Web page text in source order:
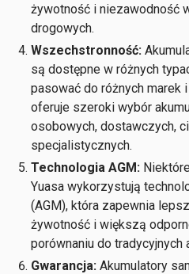
żywotność i niezawodność
drogowych.
Wszechstronność:
są dostępne w różnych
pasować do różnych marek
oferuje szeroki wybór
osobowych, dostawczych,
specjalistycznych.
Technologia AGM:
Yuasa wykorzystują
(AGM), która zapewnia
żywotność i większą
porównaniu do tradycyjnych
Gwarancja: Akumulatory